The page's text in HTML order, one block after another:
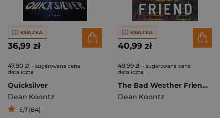
KSIĄŻKA
36,99 zł
47,90 zł - sugerowana cena
detaliczna
Quicksilver
Dean Koontz
5,7 (84)
KSIĄŻKA
40,99 zł
49,99 zł - sugerowana cena
detaliczna
The Bad Weather Friend wer. angielska
Dean Koontz